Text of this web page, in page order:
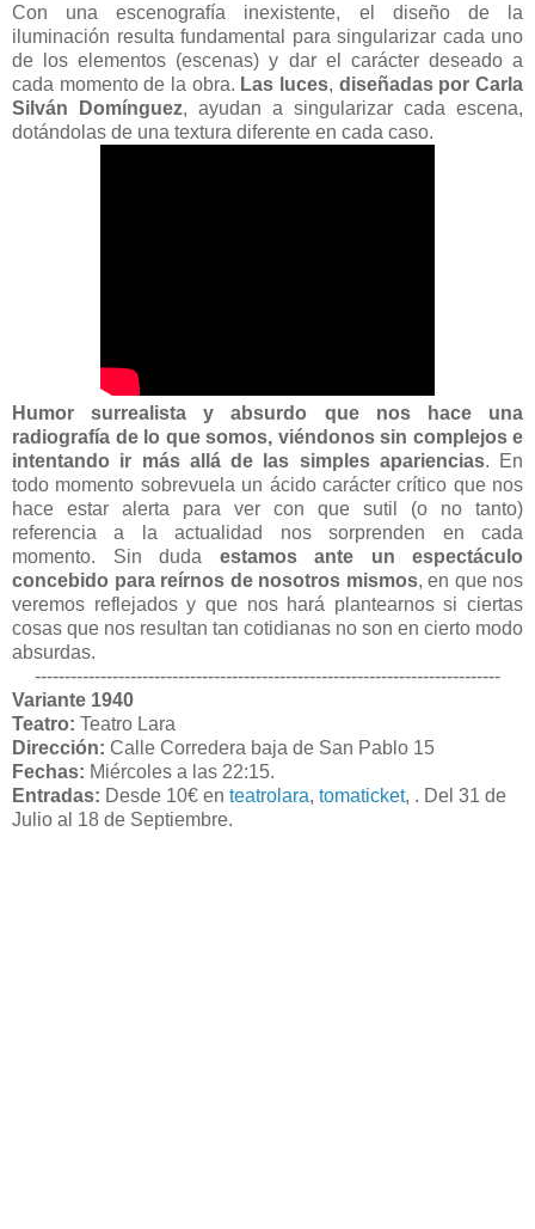
Con una escenografía inexistente, el diseño de la
iluminación resulta fundamental para singularizar cada uno
de los elementos (escenas) y dar el carácter deseado a
cada momento de la obra. Las luces, diseñadas por Carla
Silván Domínguez, ayudan a singularizar cada escena,
dotándolas de una textura diferente en cada caso.
Humor surrealista y absurdo que nos hace una
radiografía de lo que somos, viéndonos sin complejos e
intentando ir más allá de las simples apariencias. En
todo momento sobrevuela un ácido carácter crítico que nos
hace estar alerta para ver con que sutil (o no tanto)
referencia a la actualidad nos sorprenden en cada
momento. Sin duda estamos ante un espectáculo
concebido para reírnos de nosotros mismos, en que nos
veremos reflejados y que nos hará plantearnos si ciertas
cosas que nos resultan tan cotidianas no son en cierto modo
absurdas.
------------------------------------------------------------------------------
Variante 1940
Teatro: Teatro Lara
Dirección: Calle Corredera baja de San Pablo 15
Fechas: Miércoles a las 22:15.
Entradas: Desde 10€ en teatrolara, tomaticket, . Del 31 de
Julio al 18 de Septiembre.